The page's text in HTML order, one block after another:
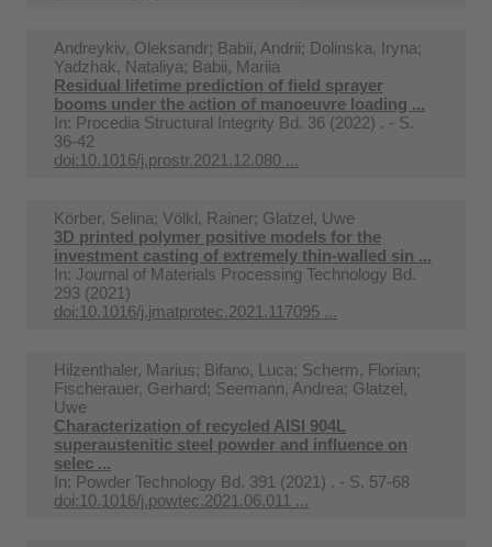
Andreykiv, Oleksandr; Babii, Andrii; Dolinska, Iryna;
Yadzhak, Nataliya; Babii, Mariia
Residual lifetime prediction of field sprayer
booms under the action of manoeuvre loading ...
In: Procedia Structural Integrity Bd. 36 (2022) . - S.
36-42
doi:10.1016/j.prostr.2021.12.080 ...
Körber, Selina; Völkl, Rainer; Glatzel, Uwe
3D printed polymer positive models for the
investment casting of extremely thin-walled sin ...
In: Journal of Materials Processing Technology Bd.
293 (2021)
doi:10.1016/j.jmatprotec.2021.117095 ...
Hilzenthaler, Marius; Bifano, Luca; Scherm, Florian;
Fischerauer, Gerhard; Seemann, Andrea; Glatzel,
Uwe
Characterization of recycled AISI 904L
superaustenitic steel powder and influence on
selec ...
In: Powder Technology Bd. 391 (2021) . - S. 57-68
doi:10.1016/j.powtec.2021.06.011 ...